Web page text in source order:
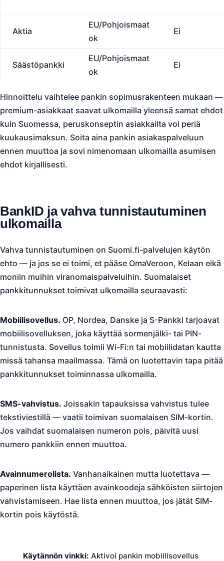
Aktia
EU/Pohjoismaat
ok
Ei
Säästöpankki
EU/Pohjoismaat
ok
Ei
Hinnoittelu vaihtelee pankin sopimusrakenteen mukaan —
premium-asiakkaat saavat ulkomailla yleensä samat ehdot
kuin Suomessa, peruskonseptin asiakkailta voi periä
kuukausimaksun. Soita aina pankin asiakaspalveluun
ennen muuttoa ja sovi nimenomaan ulkomailla asumisen
ehdot kirjallisesti.
BankID ja vahva tunnistautuminen
ulkomailla
Vahva tunnistautuminen on Suomi.fi-palvelujen käytön
ehto — ja jos se ei toimi, et pääse OmaVeroon, Kelaan eikä
moniin muihin viranomaispalveluihin. Suomalaiset
pankkitunnukset toimivat ulkomailla seuraavasti:
Mobiilisovellus. OP, Nordea, Danske ja S-Pankki tarjoavat
mobiilisovelluksen, joka käyttää sormenjälki- tai PIN-
tunnistusta. Sovellus toimii Wi-Fi:n tai mobiilidatan kautta
missä tahansa maailmassa. Tämä on luotettavin tapa pitää
pankkitunnukset toiminnassa ulkomailla.
SMS-vahvistus. Joissakin tapauksissa vahvistus tulee
tekstiviestillä — vaatii toimivan suomalaisen SIM-kortin.
Jos vaihdat suomalaisen numeron pois, päivitä uusi
numero pankkiin ennen muuttoa.
Avainnumerolista. Vanhanaikainen mutta luotettava —
paperinen lista käyttäen avainkoodeja sähköisten siirtojen
vahvistamiseen. Hae lista ennen muuttoa, jos jätät SIM-
kortin pois käytöstä.
Käytännön vinkki: Aktivoi pankin mobiilisovellus